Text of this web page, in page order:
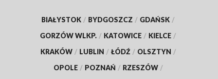
BIAŁYSTOK / BYDGOSZCZ / GDAŃSK /
GORZÓW WLKP. / KATOWICE / KIELCE /
KRAKÓW / LUBLIN / ŁÓDŹ / OLSZTYN /
OPOLE / POZNAŃ / RZESZÓW /